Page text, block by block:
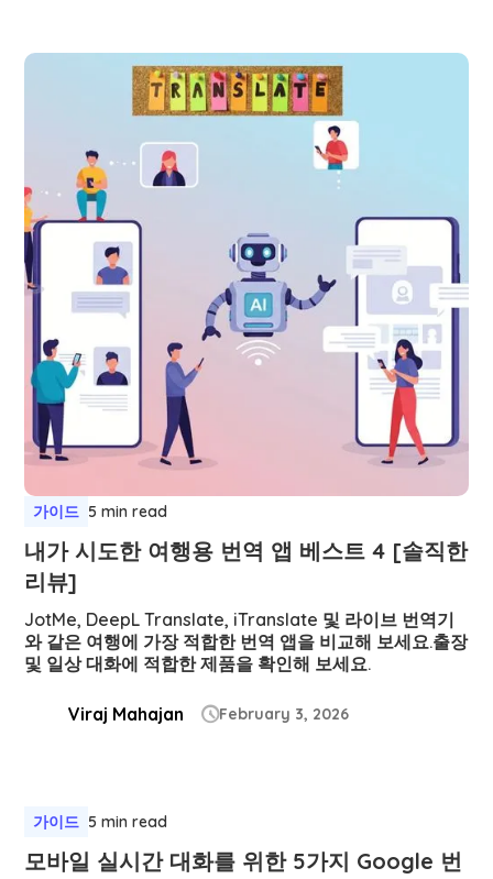
가이드 5 min read
내가 시도한 여행용 번역 앱 베스트 4 [솔직한
리뷰]
JotMe, DeepL Translate, iTranslate 및 라이브 번역기
와 같은 여행에 가장 적합한 번역 앱을 비교해 보세요.출장
및 일상 대화에 적합한 제품을 확인해 보세요.
Viraj Mahajan February 3, 2026
가이드 5 min read
모바일 실시간 대화를 위한 5가지 Google 번